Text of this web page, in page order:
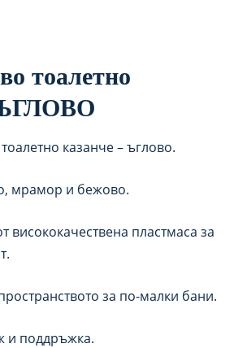
тоалетно
ЪГЛОВО
казанче – ъглово.
мрамор и бежово.
висококачествена пластмаса за
за по-малки бани.
и поддръжка.